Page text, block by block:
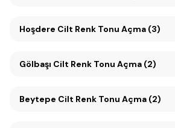
Hoşdere Cilt Renk Tonu Açma (3)
Gölbaşı Cilt Renk Tonu Açma (2)
Beytepe Cilt Renk Tonu Açma (2)